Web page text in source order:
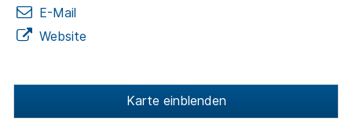
E-Mail
Website
Karte einblenden